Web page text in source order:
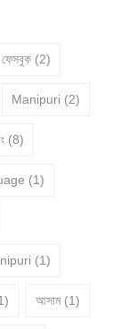
ফেসবুক (2)
Manipuri (2)
(8)
(1)
(1)
আসাম (1)